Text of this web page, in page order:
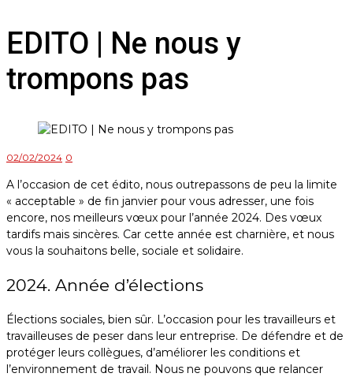
EDITO | Ne nous y
trompons pas
02/02/2024 0
A l’occasion de cet édito, nous outrepassons de peu la limite
« acceptable » de fin janvier pour vous adresser, une fois
encore, nos meilleurs vœux pour l’année 2024. Des vœux
tardifs mais sincères. Car cette année est charnière, et nous
vous la souhaitons belle, sociale et solidaire.
2024. Année d’élections
Élections sociales, bien sûr. L’occasion pour les travailleurs et
travailleuses de peser dans leur entreprise. De défendre et de
protéger leurs collègues, d’améliorer les conditions et
l’environnement de travail. Nous ne pouvons que relancer